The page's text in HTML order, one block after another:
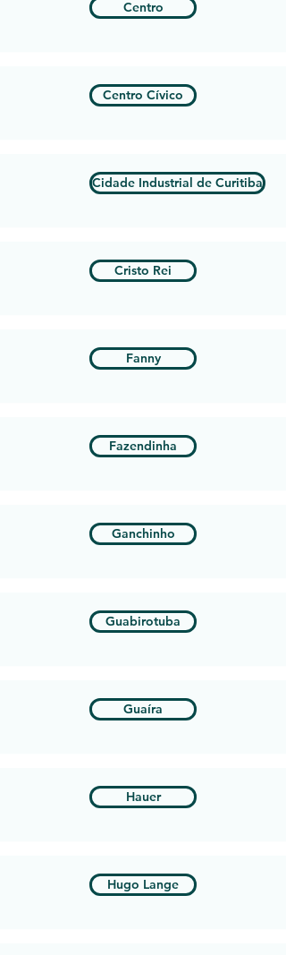
Centro
Centro Cívico
Cidade Industrial de Curitiba
Cristo Rei
Fanny
Fazendinha
Ganchinho
Guabirotuba
Guaíra
Hauer
Hugo Lange